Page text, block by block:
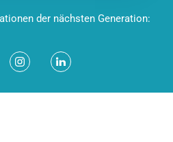
der nächsten Generation: